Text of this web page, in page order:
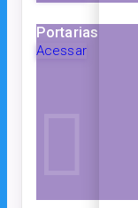
Portarias
Acessar